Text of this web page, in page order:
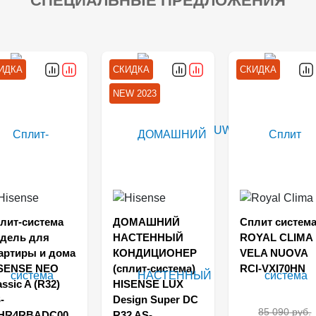
система
для
и дома
NEO
A (R32)
СКИДКА
NEW 2023
ДОМАШНИЙ
НАСТЕННЫЙ
КОНДИЦИОНЕР
(сплит-система)
HISENSE LUX
Design Super DC
СКИДКА
Сплит система
ROYAL CLIMA
VELA NUOVA
RCI-VXI70HN
85 090руб.